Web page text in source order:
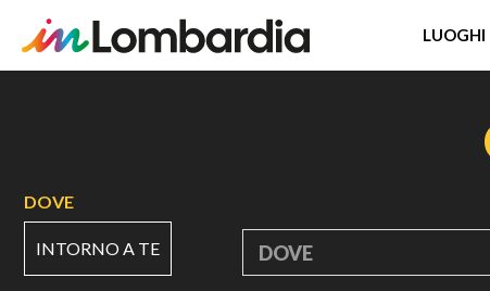
LUOGHI
DOVE
INTORNO A TE DOVE